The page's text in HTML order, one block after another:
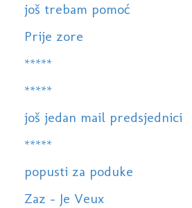
još trebam pomoć
Prije zore
*****
*****
još jedan mail predsjednici
*****
popusti za poduke
Zaz - Je Veux